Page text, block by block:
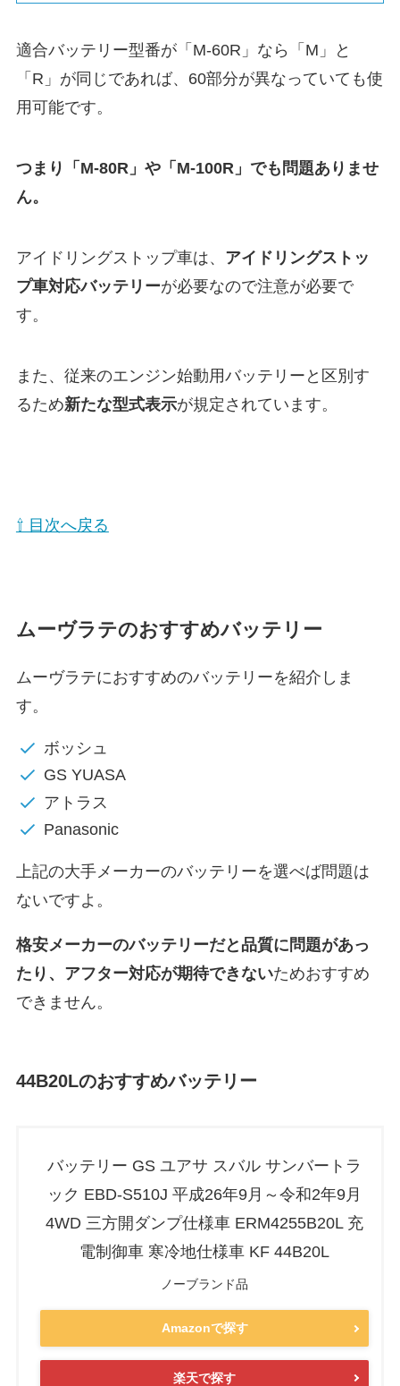
適合バッテリー型番が「M-60R」なら「M」と
「R」が同じであれば、60部分が異なっていても使
用可能です。
つまり「M-80R」や「M-100R」でも問題ありませ
ん。
アイドリングストップ車は、 アイドリングストッ
プ車対応バッテリーが必要なので注意が必要で
す。
また、従来のエンジン始動用バッテリーと区別す
るため新たな型式表示が規定されています。
⇧ 目次へ戻る
ムーヴラテのおすすめバッテリー
ムーヴラテにおすすめのバッテリーを紹介しま
す。
ボッシュ
GS YUASA
アトラス
Panasonic
上記の大手メーカーのバッテリーを選べば問題は
ないですよ。
格安メーカーのバッテリーだと 品質に問題があっ
たり、アフター対応が期待できないためおすすめ
できません。
44B20Lのおすすめバッテリー
バッテリー GS ユアサ スバル サンバートラ
ック EBD-S510J 平成26年9月～令和2年9月
4WD 三方開ダンプ仕様車 ERM4255B20L 充
電制御車 寒冷地仕様車 KF 44B20L
ノーブランド品
Amazonで探す
楽天で探す